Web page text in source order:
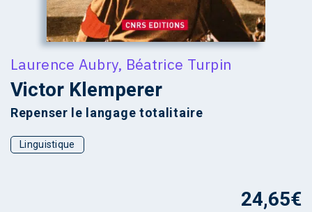
Laurence Aubry, Béatrice Turpin
Victor Klemperer
Repenser le langage totalitaire
Linguistique
24,65€